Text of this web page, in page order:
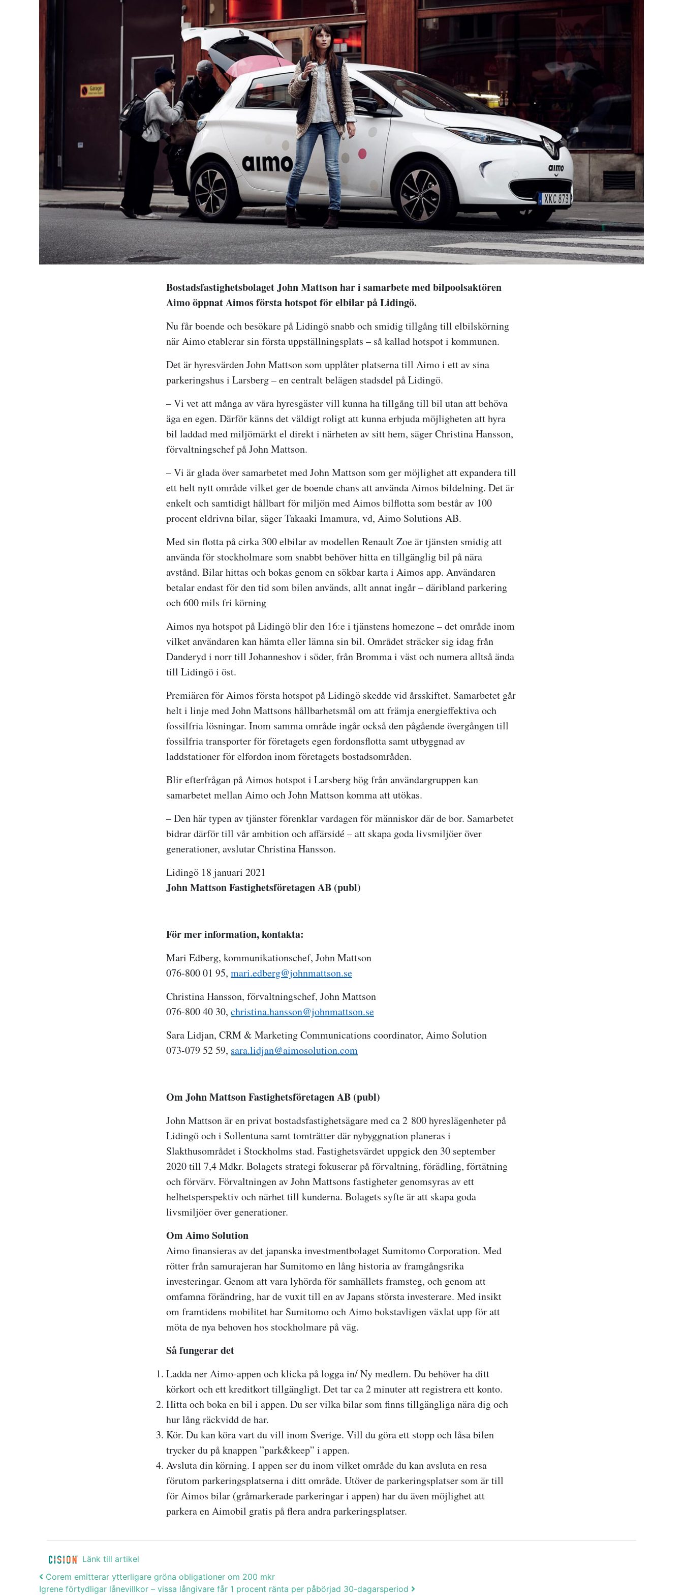
Bostadsfastighetsbolaget John Mattson har i samarbete med bilpoolsaktören
Aimo öppnat Aimos första hotspot för elbilar på Lidingö.
Nu får boende och besökare på Lidingö snabb och smidig tillgång till elbilskörning
när Aimo etablerar sin första uppställningsplats – så kallad hotspot i kommunen.
Det är hyresvärden John Mattson som upplåter platserna till Aimo i ett av sina
parkeringshus i Larsberg – en centralt belägen stadsdel på Lidingö.
– Vi vet att många av våra hyresgäster vill kunna ha tillgång till bil utan att behöva
äga en egen. Därför känns det väldigt roligt att kunna erbjuda möjligheten att hyra
bil laddad med miljömärkt el direkt i närheten av sitt hem, säger Christina Hansson,
förvaltningschef på John Mattson.
– Vi är glada över samarbetet med John Mattson som ger möjlighet att expandera till
ett helt nytt område vilket ger de boende chans att använda Aimos bildelning. Det är
enkelt och samtidigt hållbart för miljön med Aimos bilflotta som består av 100
procent eldrivna bilar, säger Takaaki Imamura, vd, Aimo Solutions AB.
Med sin flotta på cirka 300 elbilar av modellen Renault Zoe är tjänsten smidig att
använda för stockholmare som snabbt behöver hitta en tillgänglig bil på nära
avstånd. Bilar hittas och bokas genom en sökbar karta i Aimos app. Användaren
betalar endast för den tid som bilen används, allt annat ingår – däribland parkering
och 600 mils fri körning
Aimos nya hotspot på Lidingö blir den 16:e i tjänstens homezone – det område inom
vilket användaren kan hämta eller lämna sin bil. Området sträcker sig idag från
Danderyd i norr till Johanneshov i söder, från Bromma i väst och numera alltså ända
till Lidingö i öst.
Premiären för Aimos första hotspot på Lidingö skedde vid årsskiftet. Samarbetet går
helt i linje med John Mattsons hållbarhetsmål om att främja energieffektiva och
fossilfria lösningar. Inom samma område ingår också den pågående övergången till
fossilfria transporter för företagets egen fordonsflotta samt utbyggnad av
laddstationer för elfordon inom företagets bostadsområden.
Blir efterfrågan på Aimos hotspot i Larsberg hög från användargruppen kan
samarbetet mellan Aimo och John Mattson komma att utökas.
– Den här typen av tjänster förenklar vardagen för människor där de bor. Samarbetet
bidrar därför till vår ambition och affärsidé – att skapa goda livsmiljöer över
generationer, avslutar Christina Hansson.
Lidingö 18 januari 2021
John Mattson Fastighetsföretagen AB (publ)
För mer information, kontakta:
Mari Edberg, kommunikationschef, John Mattson
076-800 01 95, mari.edberg@johnmattson.se
Christina Hansson, förvaltningschef, John Mattson
076-800 40 30, christina.hansson@johnmattson.se
Sara Lidjan, CRM & Marketing Communications coordinator, Aimo Solution
073-079 52 59, sara.lidjan@aimosolution.com
Om John Mattson Fastighetsföretagen AB (publ)
John Mattson är en privat bostadsfastighetsägare med ca 2 800 hyreslägenheter på
Lidingö och i Sollentuna samttomträtter där nybyggnation planeras i
Slakthusområdet i Stockholms stad. Fastighetsvärdet uppgick den 30 september
2020 till 7,4 Mdkr. Bolagets strategi fokuserar på förvaltning, förädling, förtätning
och förvärv. Förvaltningen av John Mattsons fastigheter genomsyras av ett
helhetsperspektiv och närhet till kunderna. Bolagets syfte är att skapa goda
livsmiljöer över generationer.
Om Aimo Solution
Aimo finansieras av det japanska investmentbolaget Sumitomo Corporation. Med
rötter från samurajeran har Sumitomo en lång historia av framgångsrika
investeringar. Genom att vara lyhörda för samhällets framsteg, och genom att
omfamna förändring, har de vuxit till en av Japans största investerare. Med insikt
om framtidens mobilitet har Sumitomo och Aimo bokstavligen växlat upp för att
möta de nya behoven hos stockholmare på väg.
Så fungerar det
Ladda ner Aimo-appen och klicka på logga in/ Ny medlem. Du behöver ha ditt
körkort och ett kreditkort tillgängligt. Det tar ca 2 minuter att registrera ett konto.
Hitta och boka en bil i appen. Du ser vilka bilar som finns tillgängliga nära dig och
hur lång räckvidd de har.
Kör. Du kan köra vart du vill inom Sverige. Vill du göra ett stopp och låsa bilen
trycker du på knappen ”park&keep” i appen.
Avsluta din körning. I appen ser du inom vilket område du kan avsluta en resa
förutom parkeringsplatserna i ditt område. Utöver de parkeringsplatser som är till
för Aimos bilar (gråmarkerade parkeringar i appen) har du även möjlighet att
parkera en Aimobil gratis på flera andra parkeringsplatser.
Länk till artikel
Post navigation
Corem emitterar ytterligare gröna obligationer om 200 mkr
Igrene förtydligar lånevillkor – vissa långivare får 1 procent ränta per påbörjad 30-dagarsperiod